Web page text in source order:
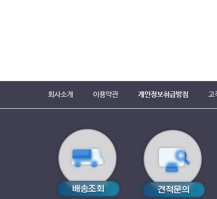
회사소개 이용약관 개인정보취급방침 고